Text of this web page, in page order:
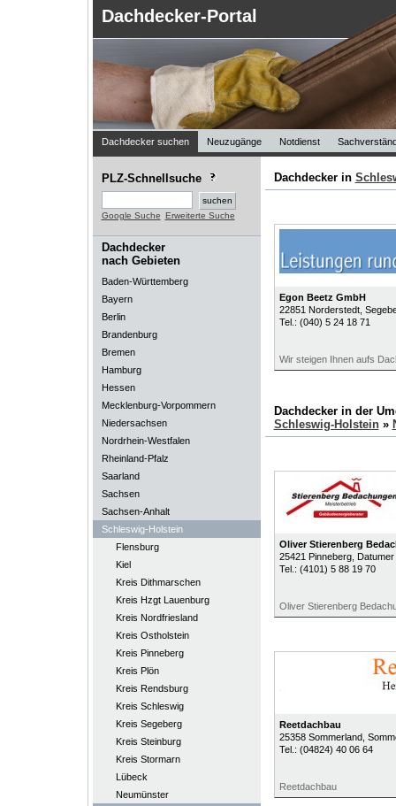
Dachdecker-Portal
Dachdecker suchen Neuzugänge Notdienst
PLZ-Schnellsuche
Google Suche Erweiterte Suche
Dachdecker
nach Gebieten
Baden-Württemberg
Bayern
Berlin
Brandenburg
Bremen
Hamburg
Hessen
Mecklenburg-Vorpommern
Niedersachsen
Nordrhein-Westfalen
Rheinland-Pfalz
Saarland
Sachsen
Sachsen-Anhalt
Schleswig-Holstein
Flensburg
Kiel
Kreis Dithmarschen
Kreis Hzgt Lauenburg
Kreis Nordfriesland
Kreis Ostholstein
Kreis Pinneberg
Kreis Plön
Kreis Rendsburg
Kreis Schleswig
Kreis Segeberg
Kreis Steinburg
Kreis Stormarn
Lübeck
Neumünster
Dachdecker in
Egon Beetz GmbH
22851 Norderstedt,
Tel.: (040) 5 24 18 71
Wir steigen Ihnen aufs
Dachdecker in der
Schleswig-Holstein»
Oliver Stierenberg
25421 Pinneberg,
Tel.: (4101) 5 88 19 70
Oliver Stierenberg
Reetdachbau
25358 Sommerland,
Tel.: (04824) 40 06 64
Reetdachbau